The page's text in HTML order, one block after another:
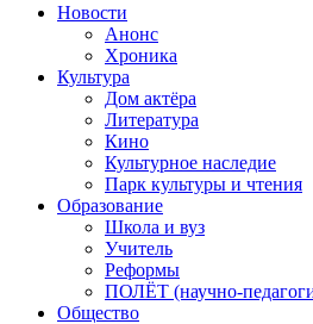
Новости
Анонс
Хроника
Культура
Дом актёра
Литература
Кино
Культурное наследие
Парк культуры и чтения
Образование
Школа и вуз
Учитель
Реформы
ПОЛЁТ (научно-
Общество